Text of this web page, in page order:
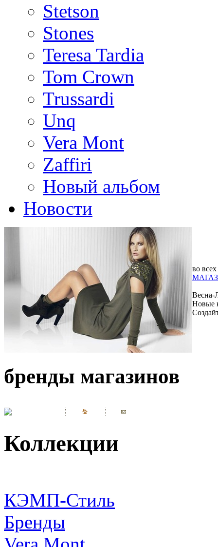
Stetson
Stones
Teresa Tardia
Tom Crown
Trussardi
Unq
Vera Mont
Zaffiri
Новый альбом
Новости
во всех
Весна-
Новые
бренды магазинов
Коллекции
КЭМП-Стиль
Бренды